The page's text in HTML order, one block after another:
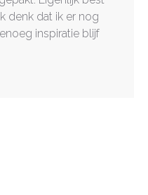
denk dat ik er nog
inspiratie blijf